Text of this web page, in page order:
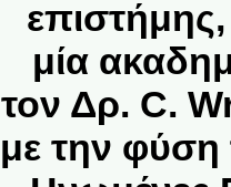
επιστήμης,
μία
τον Δρ. C.
με την φύση